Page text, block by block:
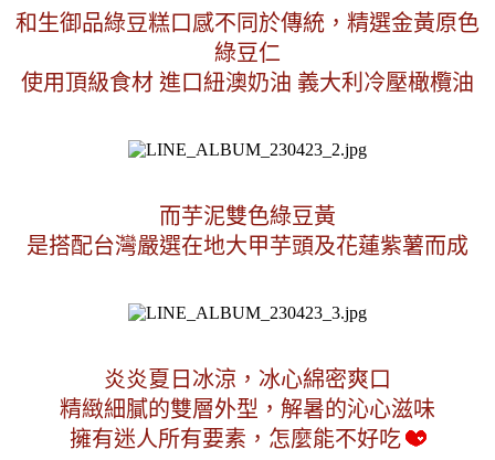
和生御品綠豆糕口感不同於傳統，精選金黃原色
綠豆仁
使用頂級食材 進口紐澳奶油 義大利冷壓橄欖油
而芋泥雙色綠豆黃
是搭配台灣嚴選在地大甲芋頭及花蓮紫薯而成
炎炎夏日冰涼，冰心綿密爽口
精緻細膩的雙層外型，解暑的沁心滋味
擁有迷人所有要素，怎麼能不好吃